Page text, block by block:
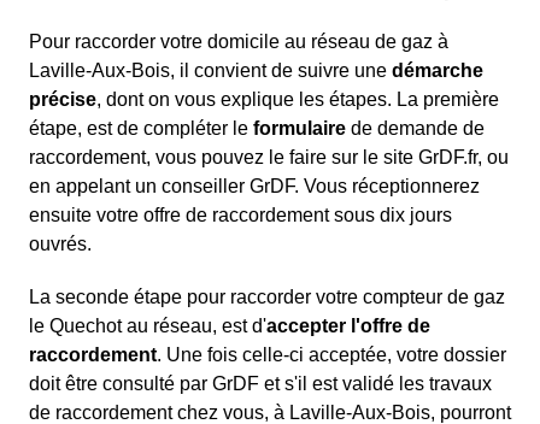
Pour raccorder votre domicile au réseau de gaz à
Laville-Aux-Bois, il convient de suivre une démarche
précise, dont on vous explique les étapes. La première
étape, est de compléter le formulaire de demande de
raccordement, vous pouvez le faire sur le site GrDF.fr, ou
en appelant un conseiller GrDF. Vous réceptionnerez
ensuite votre offre de raccordement sous dix jours
ouvrés.
La seconde étape pour raccorder votre compteur de gaz
le Quechot au réseau, est d'accepter l'offre de
raccordement. Une fois celle-ci acceptée, votre dossier
doit être consulté par GrDF et s'il est validé les travaux
de raccordement chez vous, à Laville-Aux-Bois, pourront